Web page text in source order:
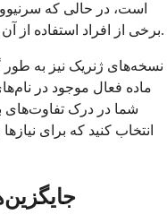
است، در حالی که
برخی از افراد استفاده از آن را در نواحی صعب‌العبور آسان‌تر می‌دانند.
نسخه‌های ژنریک نیز به
ماده فعال موجود در
شما در درک تفاوت‌های
انتخاب کنید که برای